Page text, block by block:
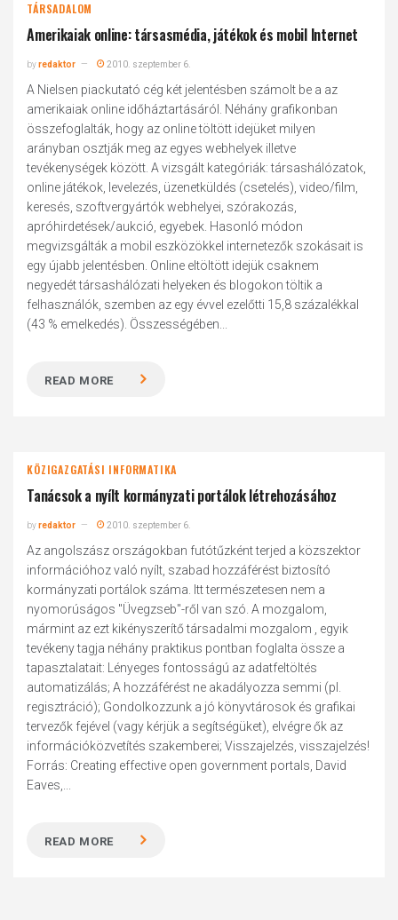
TÁRSADALOM
Amerikaiak online: társasmédia, játékok és mobil Internet
byredaktor 2010. szeptember 6.
A Nielsen piackutató cég két jelentésben számolt be a az
amerikaiak online időháztartásáról. Néhány grafikonban
összefoglalták, hogy az online töltött idejüket milyen
arányban osztják meg az egyes webhelyek illetve
tevékenységek között. A vizsgált kategóriák: társashálózatok,
online játékok, levelezés, üzenetküldés (csetelés), video/film,
keresés, szoftvergyártók webhelyei, szórakozás,
apróhirdetések/aukció, egyebek. Hasonló módon
megvizsgálták a mobil eszközökkel internetezők szokásait is
egy újabb jelentésben. Online eltöltött idejük csaknem
negyedét társashálózati helyeken és blogokon töltik a
felhasználók, szemben az egy évvel ezelőtti 15,8 százalékkal
(43 % emelkedés). Összességében...
READ MORE
KÖZIGAZGATÁSI INFORMATIKA
Tanácsok a nyílt kormányzati portálok létrehozásához
byredaktor 2010. szeptember 6.
Az angolszász országokban futótűzként terjed a közszektor
információhoz való nyílt, szabad hozzáférést biztosító
kormányzati portálok száma. Itt természetesen nem a
nyomorúságos "Üvegzseb"-ről van szó. A mozgalom,
mármint az ezt kikényszerítő társadalmi mozgalom , egyik
tevékeny tagja néhány praktikus pontban foglalta össze a
tapasztalatait: Lényeges fontosságú az adatfeltöltés
automatizálás; A hozzáférést ne akadályozza semmi (pl.
regisztráció); Gondolkozzunk a jó könyvtárosok és grafikai
tervezők fejével (vagy kérjük a segítségüket), elvégre ők az
információközvetítés szakemberei; Visszajelzés, visszajelzés!
Forrás: Creating effective open government portals, David
Eaves,...
READ MORE